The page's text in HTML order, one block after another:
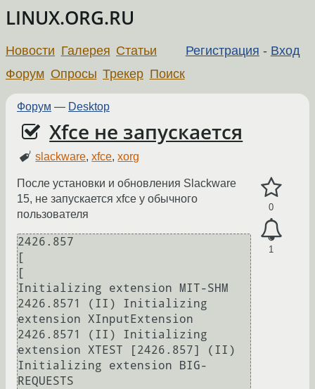
LINUX.ORG.RU
Регистрация - Вход
Новости Галерея Статьи
Форум Опросы Трекер Поиск
Форум — Desktop
Xfce не запускается
slackware,xfce,xorg
0
1
После установки и обновления Slackware
15, не запускается xfce у обычного
пользователя
2426.857
[
[
Initializing extension MIT-SHM
2426.8571 (II) Initializing
extension XInputExtension
2426.8571 (II) Initializing
extension XTEST [2426.857] (II)
Initializing extension BIG-
REQUESTS